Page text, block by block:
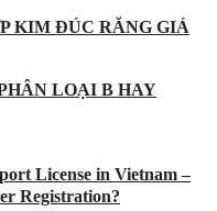
KIM ĐÚC RĂNG GIẢ
LOẠI B HAY
License in Vietnam –
Registration?